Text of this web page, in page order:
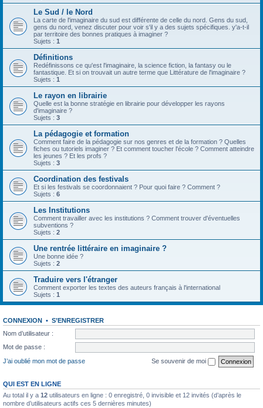
Le Sud / le Nord
La carte de l'imaginaire du sud est différente de celle du nord. Gens du sud,
gens du nord, venez discuter pour voir s'il y a des sujets spécifiques. y'a-t-il
par territoire des bonnes pratiques à imaginer ?
Sujets : 1
Définitions
Redéfinissons ce qu'est l'imaginaire, la science fiction, la fantasy ou le
fantastique. Et si on trouvait un autre terme que Littérature de l'imaginaire ?
Sujets : 1
Le rayon en librairie
Quelle est la bonne stratégie en librairie pour développer les rayons
d'imaginaire ?
Sujets : 3
La pédagogie et formation
Comment faire de la pédagogie sur nos genres et de la formation ? Quelles
fiches ou tutoriels imaginer ? Et comment toucher l'école ? Comment atteindre
les jeunes ? Et les profs ?
Sujets : 3
Coordination des festivals
Et si les festivals se coordonnaient ? Pour quoi faire ? Comment ?
Sujets : 6
Les Institutions
Comment travailler avec les institutions ? Comment trouver d'éventuelles
subventions ?
Sujets : 2
Une rentrée littéraire en imaginaire ?
Une bonne idée ?
Sujets : 2
Traduire vers l'étranger
Comment exporter les textes des auteurs français à l'international
Sujets : 1
CONNEXION • S’ENREGISTRER
Nom d’utilisateur :
Mot de passe :
J’ai oublié mon mot de passe
Se souvenir de moi
QUI EST EN LIGNE
Au total il y a 12 utilisateurs en ligne : 0 enregistré, 0 invisible et 12 invités (d’après le
nombre d’utilisateurs actifs ces 5 dernières minutes)